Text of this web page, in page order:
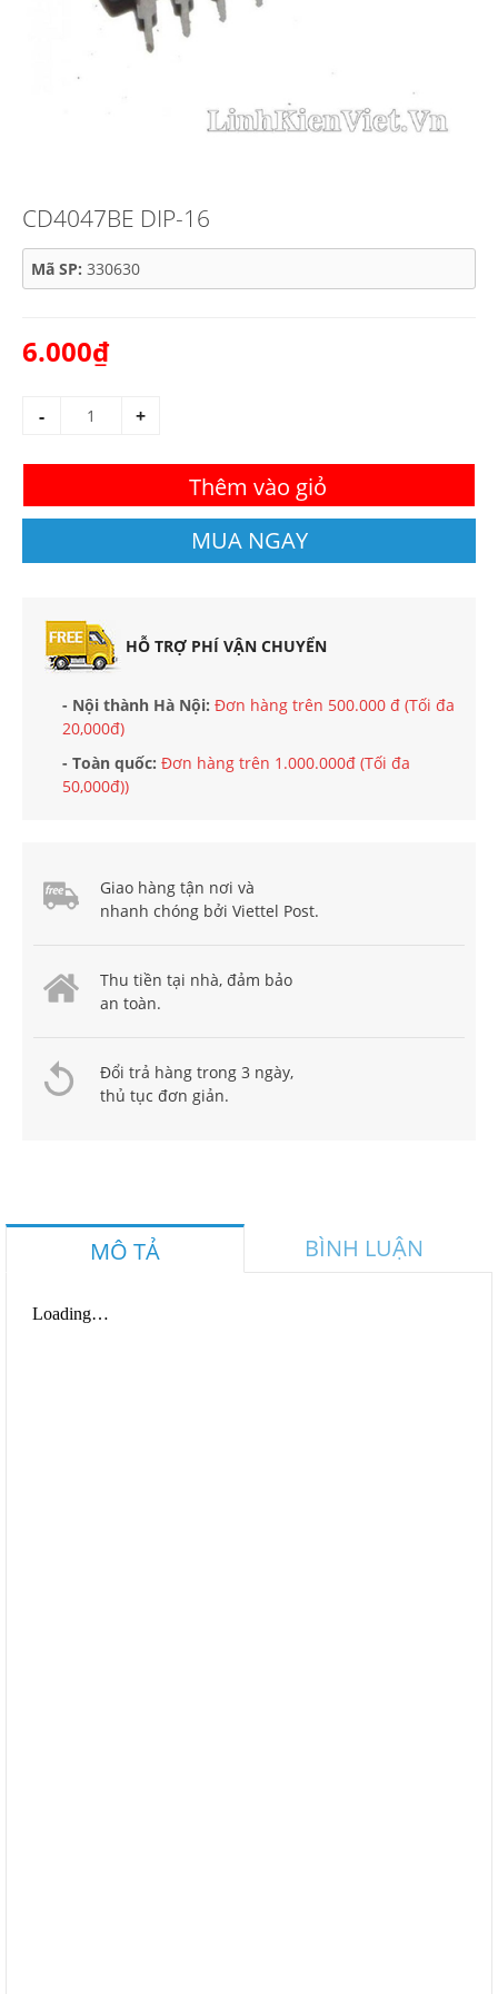
CD4047BE DIP-16
Mã SP: 330630
6.000₫
- +
Thêm vào giỏ
MUA NGAY
HỖ TRỢ PHÍ VẬN CHUYỂN
- Nội thành Hà Nội: Đơn hàng trên 500.000 đ (Tối đa
20,000đ)
- Toàn quốc: Đơn hàng trên 1.000.000đ (Tối đa
50,000đ))
Giao hàng tận nơi và
nhanh chóng bởi Viettel Post.
Thu tiền tại nhà, đảm bảo
an toàn.
Đổi trả hàng trong 3 ngày,
thủ tục đơn giản.
MÔ TẢ BÌNH LUẬN